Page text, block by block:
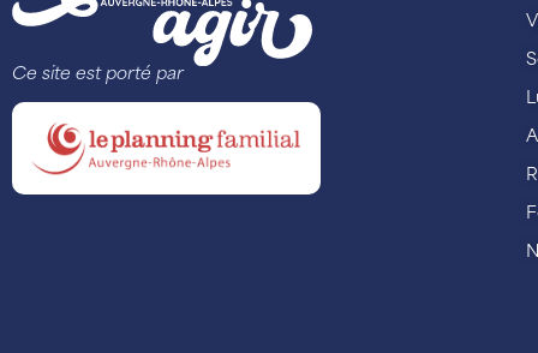
Ce site est porté par